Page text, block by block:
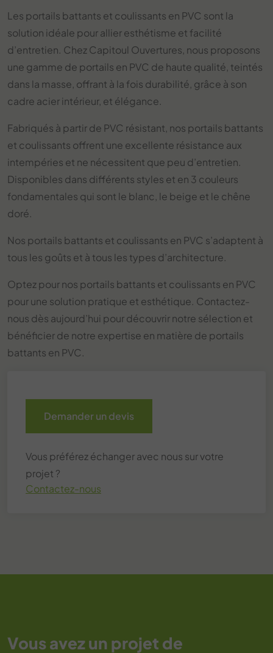
Les portails battants et coulissants en PVC sont la
solution idéale pour allier esthétisme et facilité
d’entretien. Chez Capitoul Ouvertures, nous proposons
une gamme de portails en PVC de haute qualité, teintés
dans la masse, offrant à la fois durabilité, grâce à son
cadre acier intérieur, et élégance.
Fabriqués à partir de PVC résistant, nos portails battants
et coulissants offrent une excellente résistance aux
intempéries et ne nécessitent que peu d’entretien.
Disponibles dans différents styles et en 3 couleurs
fondamentales qui sont le blanc, le beige et le chêne
doré.
Nos portails battants et coulissants en PVC s’adaptent à
tous les goûts et à tous les types d’architecture.
Optez pour nos portails battants et coulissants en PVC
pour une solution pratique et esthétique. Contactez-
nous dès aujourd’hui pour découvrir notre sélection et
bénéficier de notre expertise en matière de portails
battants en PVC.
Demander un devis
Vous préférez échanger avec nous sur votre
projet ?
Contactez-nous
Vous avez un projet de